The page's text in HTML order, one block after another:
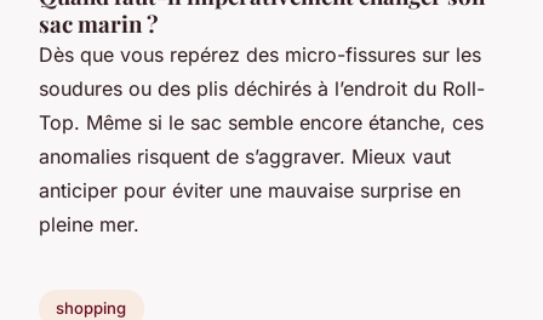
sac marin ?
Dès que vous repérez des micro-fissures sur les
soudures ou des plis déchirés à l’endroit du Roll-
Top. Même si le sac semble encore étanche, ces
anomalies risquent de s’aggraver. Mieux vaut
anticiper pour éviter une mauvaise surprise en
pleine mer.
shopping